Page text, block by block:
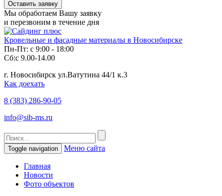
Мы обработаем Вашу заявку
и перезвоним в течение дня
Кровельные и фасадные материалы в Новосибирске
Пн-Пт: с 9:00 - 18:00
Сб:с 9.00-14.00
г. Новосибирск ул.Ватутина 44/1 к.3
Как доехать
8 (383) 286-90-05
info@sib-ms.ru
Toggle navigation Меню сайта
Главная
Новости
Фото объектов